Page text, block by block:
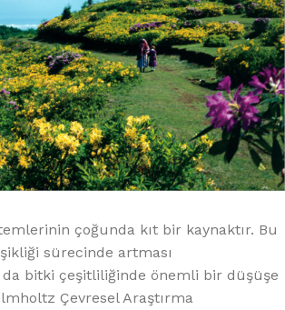
çoğunda kıt bir kaynaktır. Bu
sürecinde artması
bitki çeşitliliğinde önemli bir düşüşe
Çevresel Araştırma